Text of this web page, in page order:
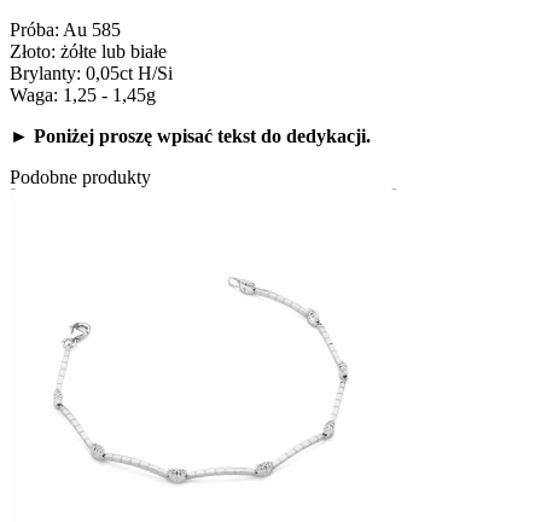
Próba: Au 585
Złoto: żółte lub białe
Brylanty: 0,05ct H/Si
Waga: 1,25 - 1,45g
► Poniżej proszę wpisać tekst do dedykacji.
Podobne produkty